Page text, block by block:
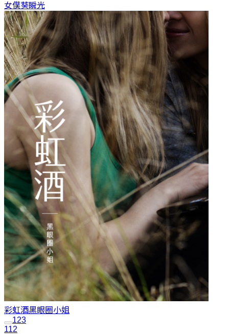
女僕葵瞬光
彩虹酒黑眼圈小姐
123
112